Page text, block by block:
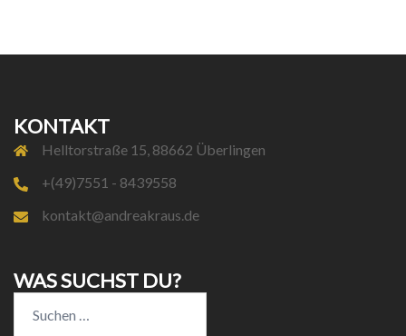
KONTAKT
Helltorstraße 15, 88662 Überlingen
+(49)7551 - 8439558
kontakt@andreakraus.de
WAS SUCHST DU?
nach: